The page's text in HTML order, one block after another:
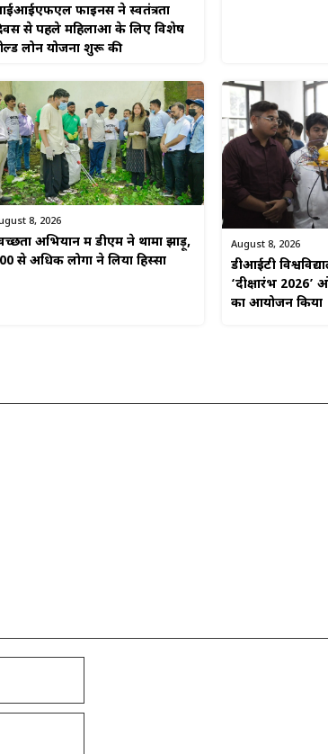
फाइनेंस ने स्वतंत्रता
से पहले महिलाओं के लिए विशेष
लोन योजना शुरू की
8, 2026
अभियान में डीएम ने थामा झाड़ू,
से अधिक लोगों ने लिया हिस्सा
August 8, 2026
डीआईटी
‘दीक्षारंभ 2026’
का आयोजन किया